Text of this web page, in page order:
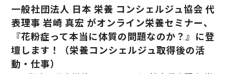
一般社団法人 日本 栄養 コンシェルジュ協会 代
表理事 岩崎 真宏 がオンライン栄養セミナー、
『花粉症って本当に体質の問題なのか？』に登
壇します！（栄養コンシェルジュ取得後の活
動・仕事）